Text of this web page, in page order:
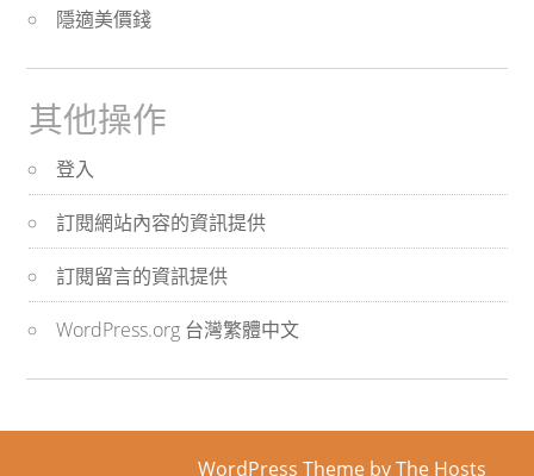
隱適美價錢
其他操作
登入
訂閱網站內容的資訊提供
訂閱留言的資訊提供
WordPress.org 台灣繁體中文
WordPress Theme by The Hosts